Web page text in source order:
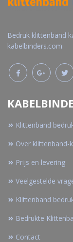
Bedruk klittenband
kabelbinders.com
Klittenband
Over klittenband-
Prijs en levering
Veelgestelde
Klittenband
Bedrukte
Contact